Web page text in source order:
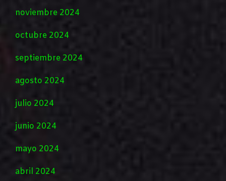
noviembre 2024
octubre 2024
septiembre 2024
agosto 2024
julio 2024
junio 2024
mayo 2024
abril 2024